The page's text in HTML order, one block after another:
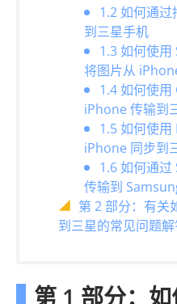
1.2 如何通
到三星手机
1.3 如何使
将图片从
1.4 如何使
iPhone 传输到
1.5 如何使
iPhone 同步到
1.6 如何通
传输到
第 2 部分：有关
到三星的常见问题
第 1 部分：